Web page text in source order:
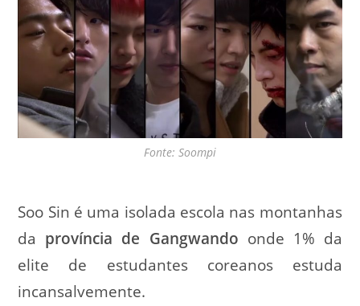
Fonte: Soompi
Soo Sin é uma isolada escola nas montanhas
da província de Gangwando onde 1% da
elite de estudantes coreanos estuda
incansalvemente.